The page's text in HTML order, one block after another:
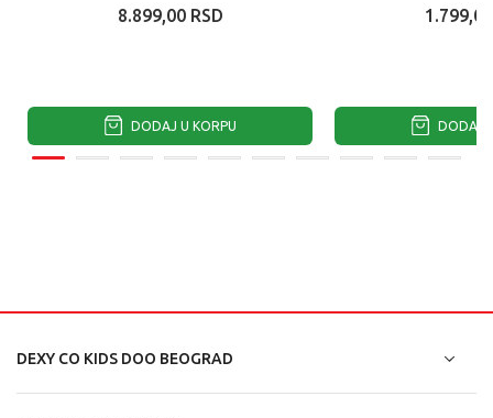
8.899,00 RSD
DODAJ U KORPU
1.799,00
DODAJ
DEXY CO KIDS DOO BEOGRAD